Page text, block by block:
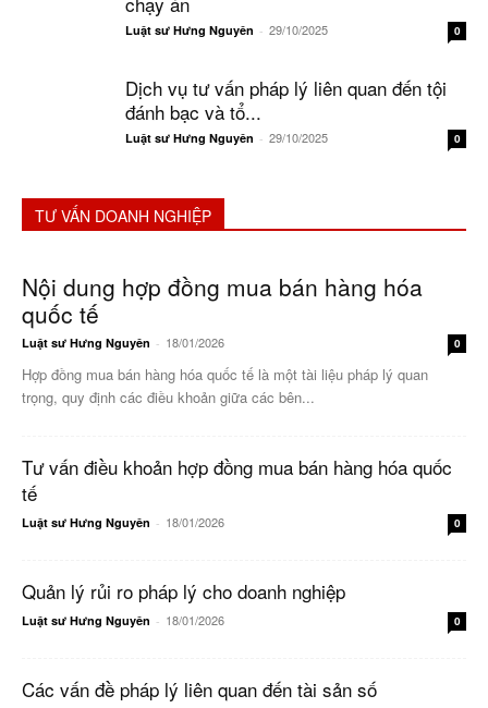
Luật sư Hưng Nguyên - 29/10/2025 0
Dịch vụ tư vấn pháp lý liên quan đến tội
đánh bạc và tổ...
Luật sư Hưng Nguyên - 29/10/2025 0
TƯ VẤN DOANH NGHIỆP
Nội dung hợp đồng mua bán hàng hóa
quốc tế
Luật sư Hưng Nguyên - 18/01/2026 0
Hợp đồng mua bán hàng hóa quốc tế là một tài liệu pháp lý quan
trọng, quy định các điều khoản giữa các bên...
Tư vấn điều khoản hợp đồng mua bán hàng hóa quốc
tế
Luật sư Hưng Nguyên - 18/01/2026 0
Quản lý rủi ro pháp lý cho doanh nghiệp
Luật sư Hưng Nguyên - 18/01/2026 0
Các vấn đề pháp lý liên quan đến tài sản số